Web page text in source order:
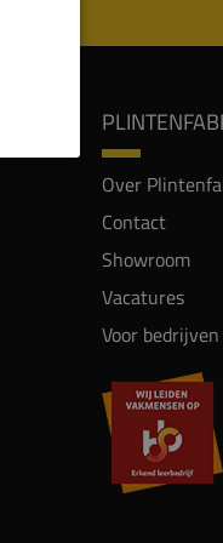
Over
Contact
Showroom
Vacatures
Voor bedrijven